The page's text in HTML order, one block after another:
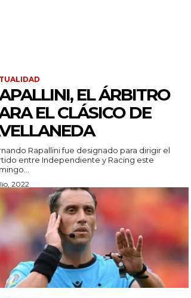
EL ÁRBITRO
EL CLÁSICO DE
Rapallini fue designado para dirigir el
entre Independiente y Racing este
2022